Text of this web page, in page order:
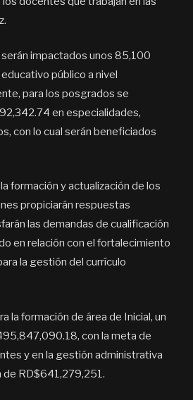
impactados unos 85,100
público a nivel
para los posgrados se
en especialidades,
con lo cual serán beneficiados
formación y actualización de los
propiciarán respuestas
las demandas de cualificación
en relación con el fortalecimiento
la gestión del currículo
la formación de área de Inicial, un
con la meta de
y en la gestión administrativa
de RD$641,279,251.